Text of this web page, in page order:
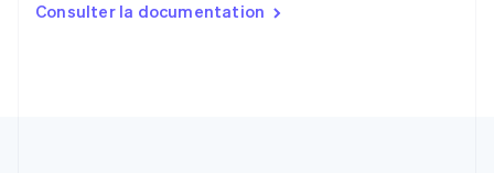
Consulter la documentation
English